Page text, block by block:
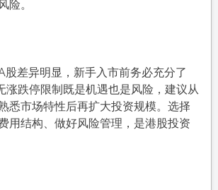
险。
股差异明显，新手入市前务必充分了
涨跌停限制既是机遇也是风险，建议从
悉市场特性后再扩大投资规模。选择
用结构、做好风险管理，是港股投资